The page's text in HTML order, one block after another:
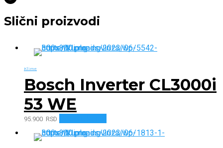
Slični proizvodi
Klime
Bosch Inverter CL3000i
53 WE
95.900 RSD